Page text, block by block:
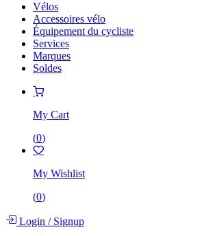
Vélos
Accessoires vélo
Équipement du cycliste
Services
Marques
Soldes
My Cart
(0)
My Wishlist
(0)
Login /Signup